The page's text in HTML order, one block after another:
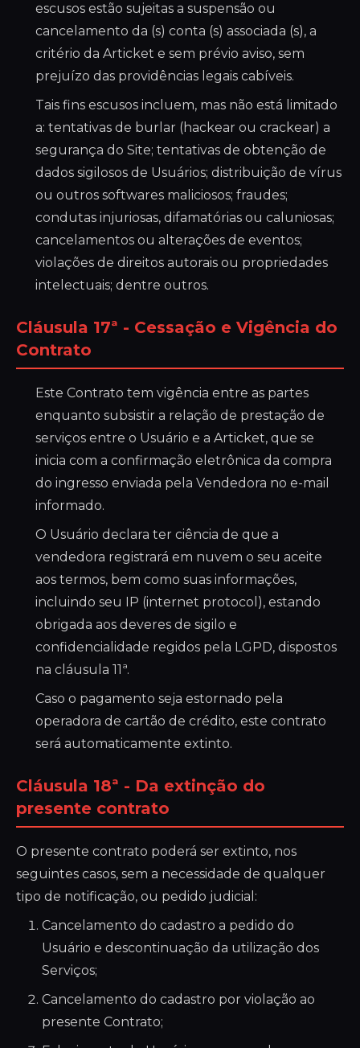
escusos estão sujeitas a suspensão ou
cancelamento da (s) conta (s) associada (s), a
critério da Articket e sem prévio aviso, sem
prejuízo das providências legais cabíveis.
Tais fins escusos incluem, mas não está limitado
a: tentativas de burlar (hackear ou crackear) a
segurança do Site; tentativas de obtenção de
dados sigilosos de Usuários; distribuição de vírus
ou outros softwares maliciosos; fraudes;
condutas injuriosas, difamatórias ou caluniosas;
cancelamentos ou alterações de eventos;
violações de direitos autorais ou propriedades
intelectuais; dentre outros.
Cláusula 17ª - Cessação e Vigência do
Contrato
Este Contrato tem vigência entre as partes
enquanto subsistir a relação de prestação de
serviços entre o Usuário e a Articket, que se
inicia com a confirmação eletrônica da compra
do ingresso enviada pela Vendedora no e-mail
informado.
O Usuário declara ter ciência de que a
vendedora registrará em nuvem o seu aceite
aos termos, bem como suas informações,
incluindo seu IP (internet protocol), estando
obrigada aos deveres de sigilo e
confidencialidade regidos pela LGPD, dispostos
na cláusula 11ª.
Caso o pagamento seja estornado pela
operadora de cartão de crédito, este contrato
será automaticamente extinto.
Cláusula 18ª - Da extinção do
presente contrato
O presente contrato poderá ser extinto, nos
seguintes casos, sem a necessidade de qualquer
tipo de notificação, ou pedido judicial:
Cancelamento do cadastro a pedido do
Usuário e descontinuação da utilização dos
Serviços;
Cancelamento do cadastro por violação ao
presente Contrato;